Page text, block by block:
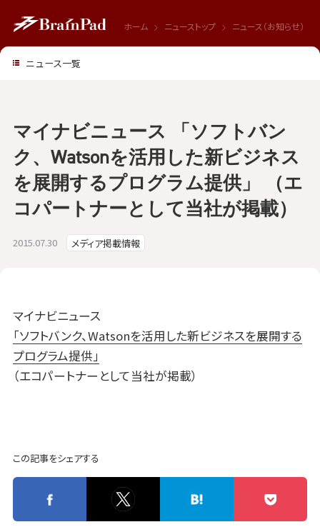
ホーム ニューストップ ニュース（お知らせ）
2015.07.30 メディア掲載情報
マイナビニュース 「ソフトバン
ク、Watsonを活用した新ビジネス
を展開するプログラム提供」 （エ
コパートナーとして当社が掲載）
マイナビニュース
「ソフトバンク、Watsonを活用した新ビジネスを展開する
プログラム提供」
（エコパートナーとして当社が掲載）
この記事をシェアする
ニュース一覧